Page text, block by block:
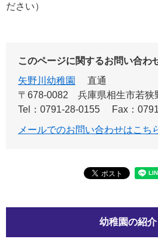
ださい）​
このページに関するお問い合わ
矢野川幼稚園
直通
〒678-0082
兵庫県相生市若狭
Tel：0791-28-0155
Fax：
メールでのお問い合わせはこち
幼稚園の紹介